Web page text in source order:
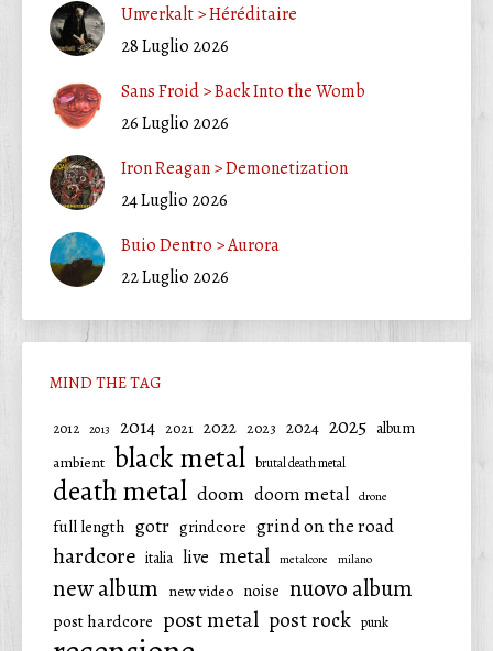
Unverkalt > Héréditaire
28 Luglio 2026
Sans Froid > Back Into the Womb
26 Luglio 2026
Iron Reagan > Demonetization
24 Luglio 2026
Buio Dentro > Aurora
22 Luglio 2026
MIND THE TAG
2012 2013 2014 2021 2022 2023 2024 2025 album
ambient black metal brutal death metal
death metal doom doom metal drone
full length gotr grindcore grind on the road
hardcore italia live metal metalcore milano
new album new video noise nuovo album
post hardcore post metal post rock punk